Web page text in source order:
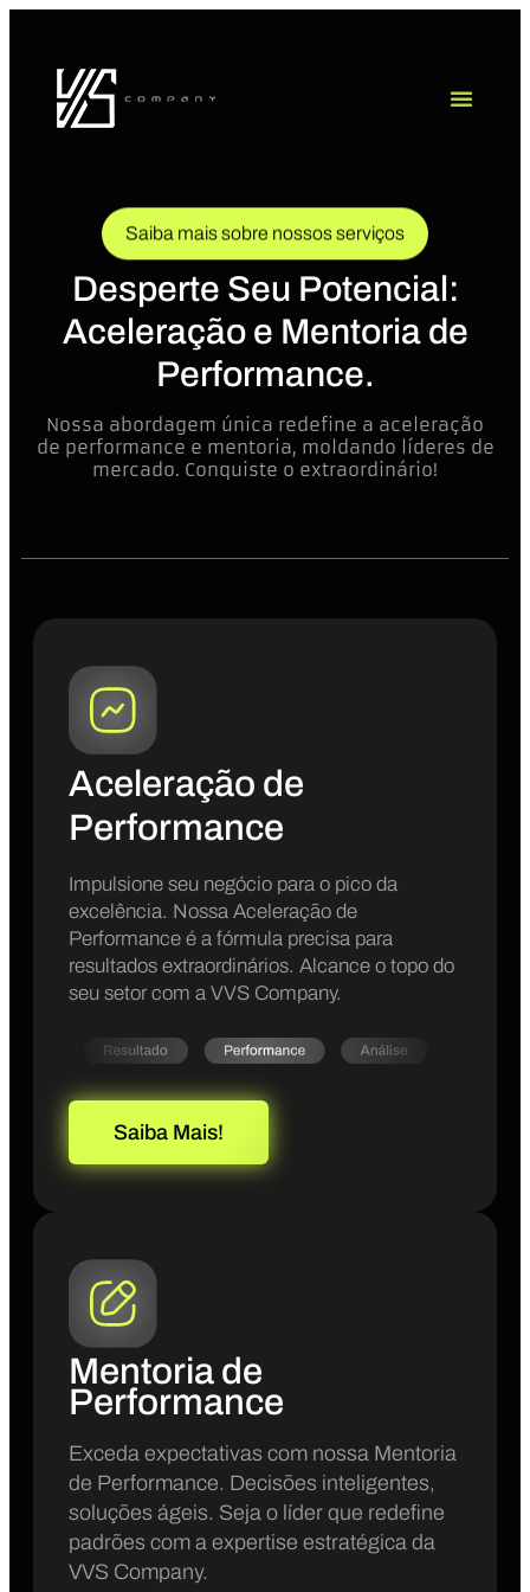
Saiba mais sobre nossos serviços
Desperte Seu Potencial:
Aceleração e Mentoria de
Performance.
Nossa abordagem única redefine a aceleração
de performance e mentoria, moldando líderes de
mercado. Conquiste o extraordinário!
Aceleração de
Performance
Impulsione seu negócio para o pico da
excelência. Nossa Aceleração de
Performance é a fórmula precisa para
resultados extraordinários. Alcance o topo do
seu setor com a VVS Company.
Saiba Mais!
Mentoria de
Performance
Exceda expectativas com nossa Mentoria
de Performance. Decisões inteligentes,
soluções ágeis. Seja o líder que redefine
padrões com a expertise estratégica da
VVS Company.